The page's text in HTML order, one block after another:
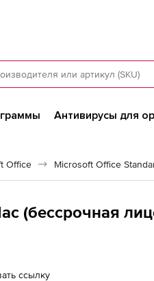
Антивирусы для
Office Microsoft Office
(бессрочная
ссылку